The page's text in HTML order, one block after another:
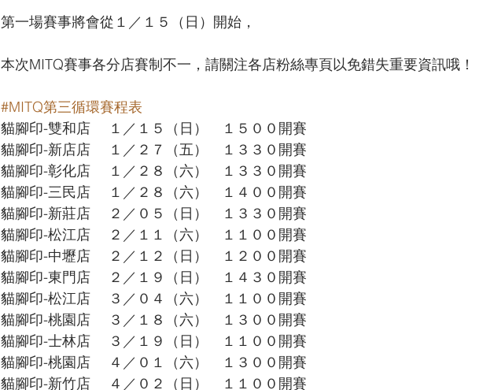
第一場賽事將會從１／１５（日）開始，
本次MITQ賽事各分店賽制不一，請關注各店粉絲專頁以免錯失重要資訊哦！
#MITQ第三循環賽程表
貓腳印-雙和店 　１／１５（日）　１５００開賽
貓腳印-新店店 　１／２７（五）　１３３０開賽
貓腳印-彰化店 　１／２８（六）　１３３０開賽
貓腳印-三民店 　１／２８（六）　１４００開賽
貓腳印-新莊店 　２／０５（日）　１３３０開賽
貓腳印-松江店 　２／１１（六）　１１００開賽
貓腳印-中壢店 　２／１２（日）　１２００開賽
貓腳印-東門店 　２／１９（日）　１４３０開賽
貓腳印-松江店 　３／０４（六）　１１００開賽
貓腳印-桃園店 　３／１８（六）　１３００開賽
貓腳印-士林店 　３／１９（日）　１１００開賽
貓腳印-桃園店 　４／０１（六）　１３００開賽
貓腳印-新竹店 　４／０２（日）　１１００開賽